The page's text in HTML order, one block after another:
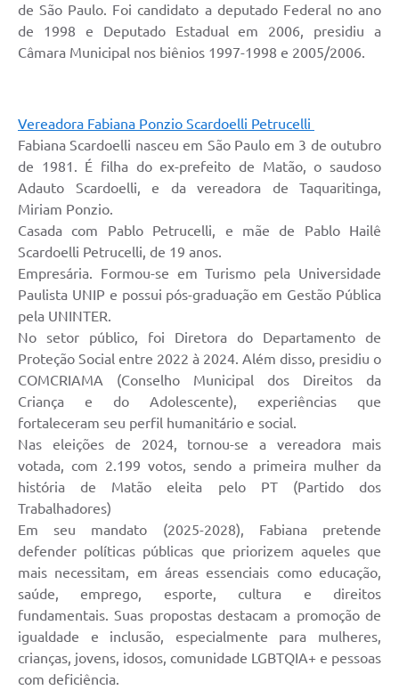
de São Paulo. Foi candidato a deputado Federal no ano
de 1998 e Deputado Estadual em 2006, presidiu a
Câmara Municipal nos biênios 1997-1998 e 2005/2006.
Vereadora Fabiana Ponzio Scardoelli Petrucelli
Fabiana Scardoelli nasceu em São Paulo em 3 de outubro
de 1981. É filha do ex-prefeito de Matão, o saudoso
Adauto Scardoelli, e da vereadora de Taquaritinga,
Miriam Ponzio.
Casada com Pablo Petrucelli, e mãe de Pablo Hailê
Scardoelli Petrucelli, de 19 anos.
Empresária. Formou-se em Turismo pela Universidade
Paulista UNIP e possui pós-graduação em Gestão Pública
pela UNINTER.
No setor público, foi Diretora do Departamento de
Proteção Social entre 2022 à 2024. Além disso, presidiu o
COMCRIAMA (Conselho Municipal dos Direitos da
Criança e do Adolescente), experiências que
fortaleceram seu perfil humanitário e social.
Nas eleições de 2024, tornou-se a vereadora mais
votada, com 2.199 votos, sendo a primeira mulher da
história de Matão eleita pelo PT (Partido dos
Trabalhadores)
Em seu mandato (2025-2028), Fabiana pretende
defender políticas públicas que priorizem aqueles que
mais necessitam, em áreas essenciais como educação,
saúde, emprego, esporte, cultura e direitos
fundamentais. Suas propostas destacam a promoção de
igualdade e inclusão, especialmente para mulheres,
crianças, jovens, idosos, comunidade LGBTQIA+ e pessoas
com deficiência.